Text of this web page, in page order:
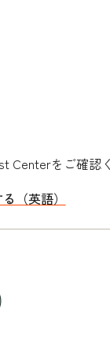
Centerをご確認
（英語）